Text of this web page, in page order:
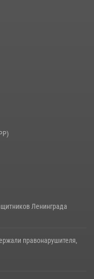
Ленинграда
правонарушителя,